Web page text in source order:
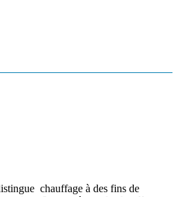
chauffage à des fins de